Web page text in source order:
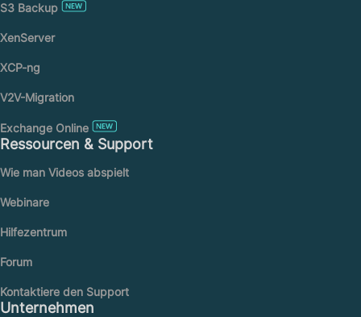
S3 Backup
XenServer
XCP-ng
V2V-Migration
Exchange Online
Ressourcen & Support
Wie man Videos abspielt
Webinare
Hilfezentrum
Forum
Kontaktiere den Support
Unternehmen